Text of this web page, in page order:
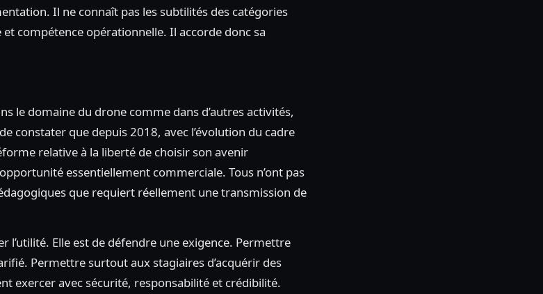
Il ne connaît pas les subtilités des catégories
compétence opérationnelle. Il accorde donc sa
le domaine du drone comme dans d’autres activités,
constater que depuis 2018, avec l’évolution du cadre
relative à la liberté de choisir son avenir
essentiellement commerciale. Tous n’ont pas
que requiert réellement une transmission de
l’utilité. Elle est de défendre une exigence. Permettre
Permettre surtout aux stagiaires d’acquérir des
exercer avec sécurité, responsabilité et crédibilité.